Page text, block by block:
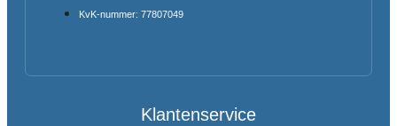
KvK-nummer: 77807049
Klantenservice